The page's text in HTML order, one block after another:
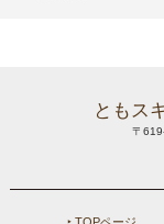
ともス
〒